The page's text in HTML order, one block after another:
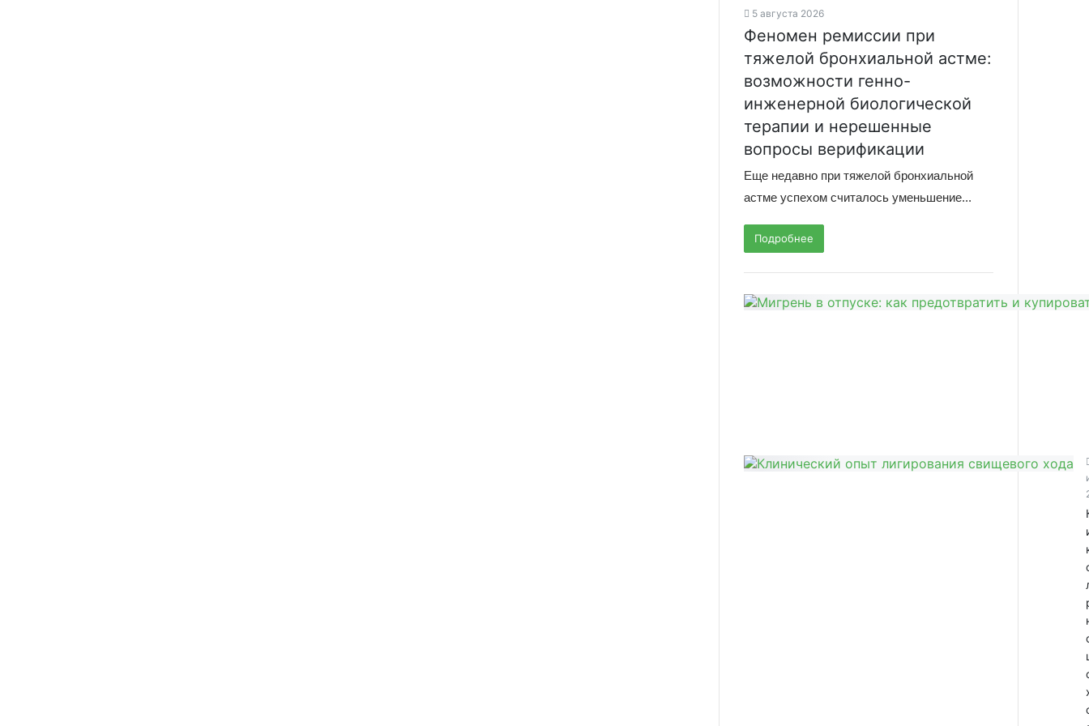
5 августа 2026
Феномен ремиссии при
тяжелой бронхиальной астме:
возможности генно-
инженерной биологической
терапии и нерешенные
вопросы верификации
Еще недавно при тяжелой бронхиальной
астме успехом считалось уменьшение...
Подробнее